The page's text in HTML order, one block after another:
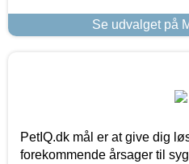
Se udvalget på
PetIQ.dk mål er at give dig
forekommende årsager til